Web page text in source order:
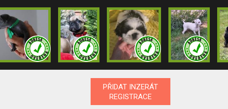
PŘIDAT INZERÁT
REGISTRACE